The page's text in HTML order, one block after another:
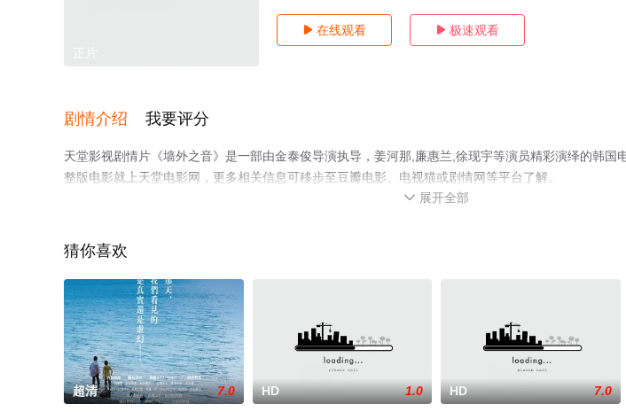
 在线观看  极速观看
剧情介绍 我要评分
天堂影视剧情片《墙外之音》是一部由金泰俊导演执导，姜河那,廉惠兰,徐现宇等演员精彩演绎的韩国
整版电影就上天堂电影网，更多相关信息可移步至豆瓣电影、电视猫或剧情网等平台了解。
 展开全部
猜你喜欢
超清 7.0 HD 1.0 HD 7.0